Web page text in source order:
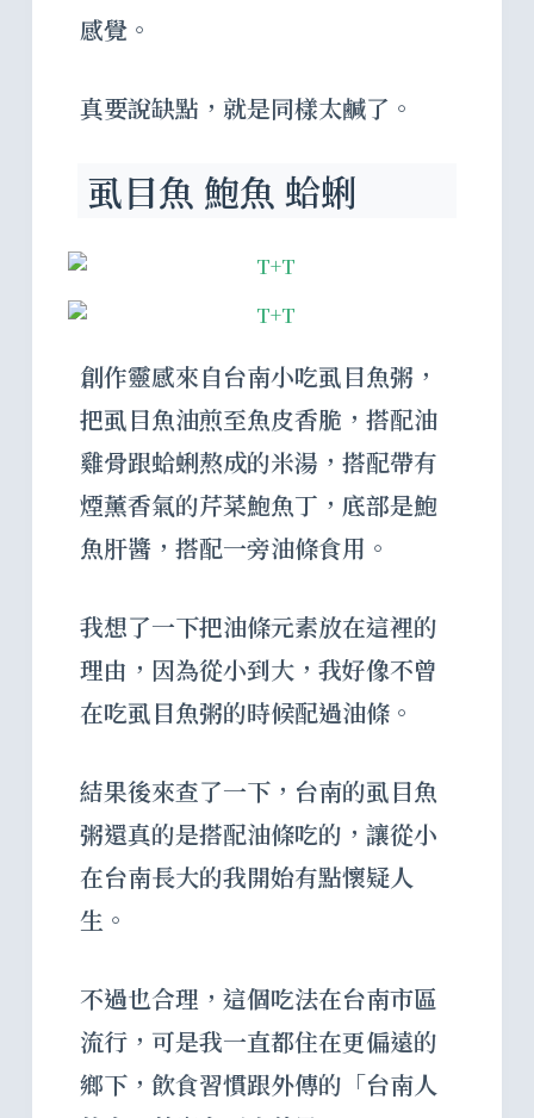
感覺。
真要說缺點，就是同樣太鹹了。
虱目魚 鮑魚 蛤蜊
創作靈感來自台南小吃虱目魚粥，
把虱目魚油煎至魚皮香脆，搭配油
雞骨跟蛤蜊熬成的米湯，搭配帶有
煙薰香氣的芹菜鮑魚丁，底部是鮑
魚肝醬，搭配一旁油條食用。
我想了一下把油條元素放在這裡的
理由，因為從小到大，我好像不曾
在吃虱目魚粥的時候配過油條。
結果後來查了一下，台南的虱目魚
粥還真的是搭配油條吃的，讓從小
在台南長大的我開始有點懷疑人
生。
不過也合理，這個吃法在台南市區
流行，可是我一直都住在更偏遠的
鄉下，飲食習慣跟外傳的「台南人